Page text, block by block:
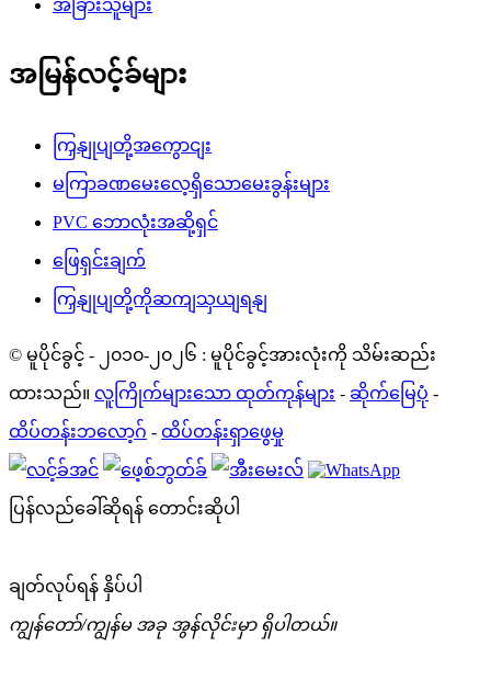
အခြားသူများ
အမြန်လင့်ခ်များ
ကြှနျုပျတို့အကွောငျး
မကြာခဏမေးလေ့ရှိသောမေးခွန်းများ
PVC ဘောလုံးအဆို့ရှင်
ဖြေရှင်းချက်
ကြှနျုပျတို့ကိုဆကျသှယျရနျ
© မူပိုင်ခွင့် - ၂၀၁၀-၂၀၂၆ : မူပိုင်ခွင့်အားလုံးကို သိမ်းဆည်း
ထားသည်။ လူကြိုက်များသော ထုတ်ကုန်များ - ဆိုက်မြေပုံ -
ထိပ်တန်းဘလော့ဂ် - ထိပ်တန်းရှာဖွေမှု
ပြန်လည်ခေါ်ဆိုရန် တောင်းဆိုပါ
ချတ်လုပ်ရန် နှိပ်ပါ
ကျွန်တော်/ကျွန်မ အခု အွန်လိုင်းမှာ ရှိပါတယ်။